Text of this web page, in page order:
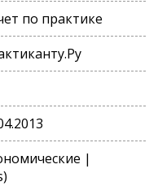
по практике
|